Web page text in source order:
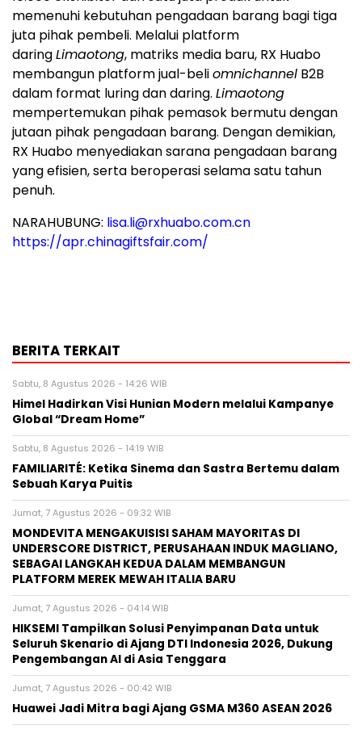
memenuhi kebutuhan pengadaan barang bagi tiga
juta pihak pembeli. Melalui platform
daringLimaotong, matriks media baru, RX Huabo
membangun platform jual-beliomnichannel B2B
dalam format luring dan daring. Limaotong
mempertemukan pihak pemasok bermutu dengan
jutaan pihak pengadaan barang. Dengan demikian,
RX Huabo menyediakan sarana pengadaan barang
yang efisien, serta beroperasi selama satu tahun
penuh.
NARAHUBUNG: lisa.li@rxhuabo.com.cn
https://apr.chinagiftsfair.com/
BERITA TERKAIT
Sabtu, 8 Agustus 2026 - 14:26 WIB
Himel Hadirkan Visi Hunian Modern melalui Kampanye
Global “Dream Home”
Sabtu, 8 Agustus 2026 - 14:19 WIB
FAMILIARITÉ: Ketika Sinema dan Sastra Bertemu dalam
Sebuah Karya Puitis
Jumat, 7 Agustus 2026 - 09:32 WIB
MONDEVITA MENGAKUISISI SAHAM MAYORITAS DI
UNDERSCORE DISTRICT, PERUSAHAAN INDUK MAGLIANO,
SEBAGAI LANGKAH KEDUA DALAM MEMBANGUN
PLATFORM MEREK MEWAH ITALIA BARU
Jumat, 7 Agustus 2026 - 04:14 WIB
HIKSEMI Tampilkan Solusi Penyimpanan Data untuk
Seluruh Skenario di Ajang DTI Indonesia 2026, Dukung
Pengembangan AI di Asia Tenggara
Jumat, 7 Agustus 2026 - 00:42 WIB
Huawei Jadi Mitra bagi Ajang GSMA M360 ASEAN 2026